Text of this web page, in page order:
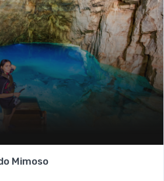
Mimoso